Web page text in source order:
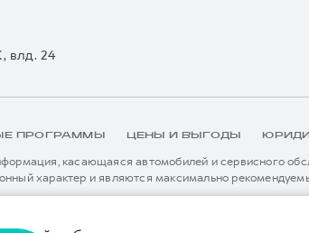
влд. 24
ПРОГРАММЫ ЦЕНЫ И ВЫГОДЫ
касающаяся автомобилей и сервисного
характер и являются максимально
к ближайшему официальному дилеру ООО